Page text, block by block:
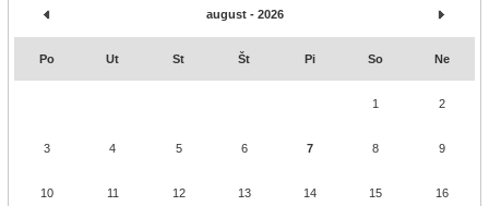
august - 2026
Po Ut St Št Pi So Ne
1 2
3 4 5 6 7 8 9
10 11 12 13 14 15 16